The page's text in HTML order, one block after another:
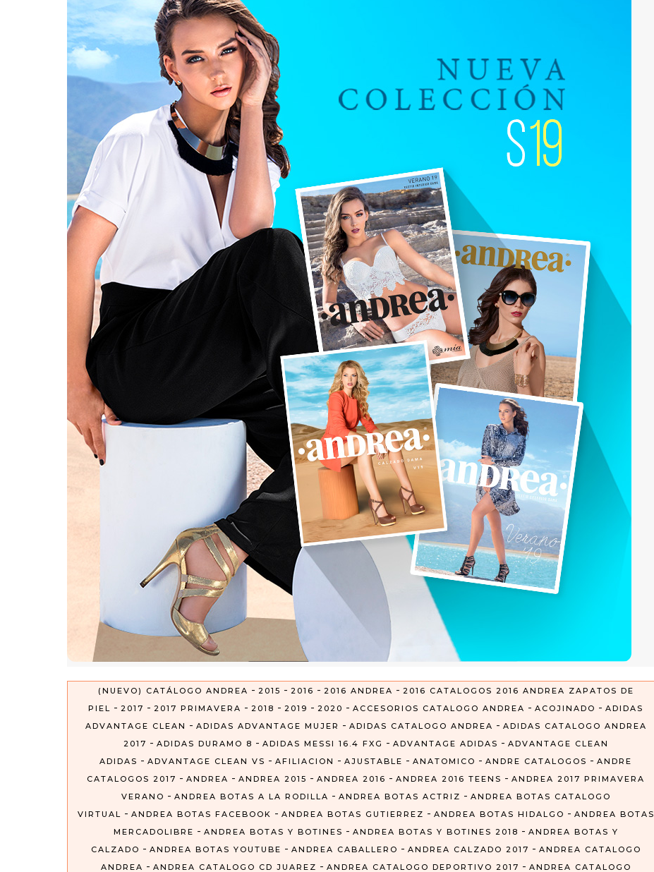
(NUEVO) CATÁLOGO ANDREA - 2015 - 2016 - 2016 ANDREA - 2016 CATALOGOS 2016 ANDREA ZAPATOS DE
PIEL - 2017 - 2017 PRIMAVERA - 2018 - 2019 - 2020 - ACCESORIOS CATALOGO ANDREA - ACOJINADO - ADIDAS
ADVANTAGE CLEAN - ADIDAS ADVANTAGE MUJER - ADIDAS CATALOGO ANDREA - ADIDAS CATALOGO ANDREA
2017 - ADIDAS DURAMO 8 - ADIDAS MESSI 16.4 FXG - ADVANTAGE ADIDAS - ADVANTAGE CLEAN
ADIDAS - ADVANTAGE CLEAN VS - AFILIACION - AJUSTABLE - ANATOMICO - ANDRE CATALOGOS - ANDRE
CATALOGOS 2017 - ANDREA - ANDREA 2015 - ANDREA 2016 - ANDREA 2016 TEENS - ANDREA 2017 PRIMAVERA
VERANO - ANDREA BOTAS A LA RODILLA - ANDREA BOTAS ACTRIZ - ANDREA BOTAS CATALOGO
VIRTUAL - ANDREA BOTAS FACEBOOK - ANDREA BOTAS GUTIERREZ - ANDREA BOTAS HIDALGO - ANDREA BOTAS
MERCADOLIBRE - ANDREA BOTAS Y BOTINES - ANDREA BOTAS Y BOTINES 2018 - ANDREA BOTAS Y
CALZADO - ANDREA BOTAS YOUTUBE - ANDREA CABALLERO - ANDREA CALZADO 2017 - ANDREA CATALOGO
ANDREA - ANDREA CATALOGO CD JUAREZ - ANDREA CATALOGO DEPORTIVO 2017 - ANDREA CATALOGO